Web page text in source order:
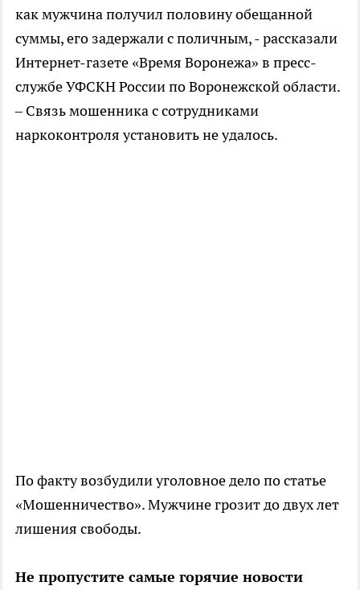
как мужчина получил половину обещанной
суммы, его задержали с поличным, - рассказали
Интернет-газете «Время Воронежа» в пресс-
службе УФСКН России по Воронежской области.
– Связь мошенника с сотрудниками
наркоконтроля установить не удалось.
По факту возбудили уголовное дело по статье
«Мошенничество». Мужчине грозит до двух лет
лишения свободы.
Не пропустите самые горячие новости